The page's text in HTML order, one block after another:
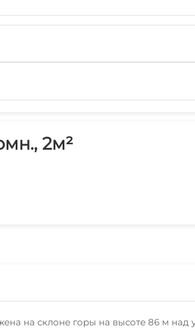
2м²
на склоне горы на высоте 86 м над